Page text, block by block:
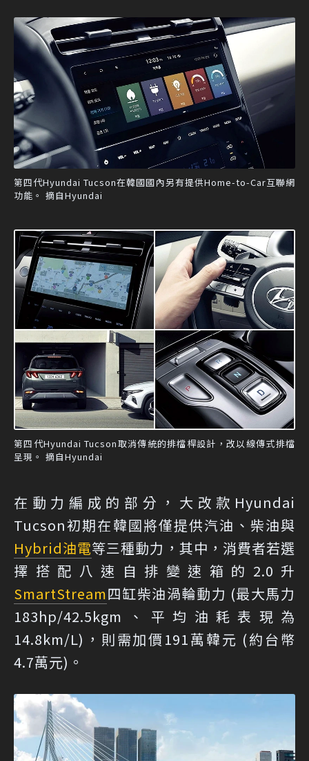
第四代Hyundai Tucson在韓國國內另有提供Home-to-Car互聯網
功能。 摘自Hyundai
第四代Hyundai Tucson取消傳統的排檔桿設計，改以線傳式排檔
呈現。 摘自Hyundai
在動力編成的部分，大改款Hyundai
Tucson初期在韓國將僅提供汽油、柴油與
Hybrid油電等三種動力，其中，消費者若選
擇搭配八速自排變速箱的2.0升
SmartStream四缸柴油渦輪動力 (最大馬力
183hp/42.5kgm、平均油耗表現為
14.8km/L)，則需加價191萬韓元 (約台幣
4.7萬元)。